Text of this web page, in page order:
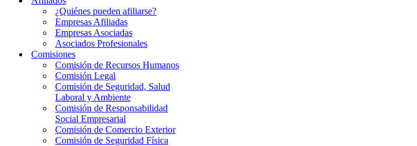
¿Quiénes pueden afiliarse?
Empresas Afiliadas
Empresas Asociadas
Asociados Profesionales
Comisiones
Comisión de Recursos Humanos
Comisión Legal
Comisión de Seguridad, Salud
Laboral y Ambiente
Comisión de Responsabilidad
Social Empresarial
Comisión de Comercio Exterior
Comisión de Seguridad Física